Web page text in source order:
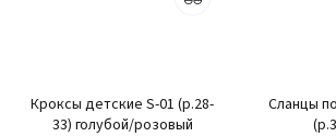
Кроксы детские S-01 (р.28-
33) голубой/розовый
Сланцы